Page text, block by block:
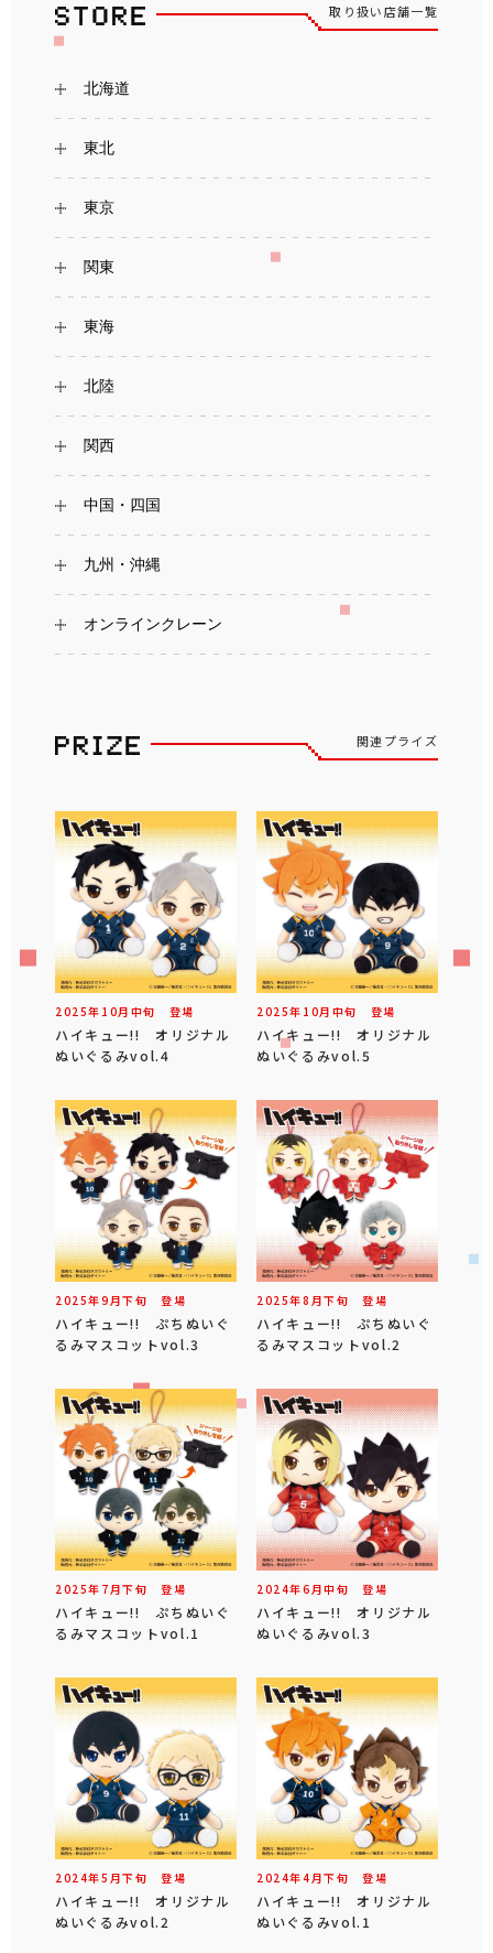
取り扱い店舗一覧
北海道
東北
東京
関東
東海
北陸
関西
中国・四国
九州・沖縄
オンラインクレーン
関連プライズ
2025年 10月 中旬 登場
ハイキュー!! オリジナル
ぬいぐるみvol.4
2025年 10月 中旬 登場
ハイキュー!! オリジナル
ぬいぐるみvol.5
2025年9 月下旬 登場
ハイキュー!! ぷちぬいぐ
るみマスコットvol.3
2025年8 月下旬 登場
ハイキュー!! ぷちぬいぐ
るみマスコットvol.2
2025年 7 月下旬 登場
ハイキュー!! ぷちぬいぐ
るみマスコットvol.1
2024年6 月中旬 登場
ハイキュー!! オリジナル
ぬいぐるみvol.3
2024年5 月下旬 登場
ハイキュー!! オリジナル
ぬいぐるみvol.2
2024年4 月下旬 登場
ハイキュー!! オリジナル
ぬいぐるみvol.1